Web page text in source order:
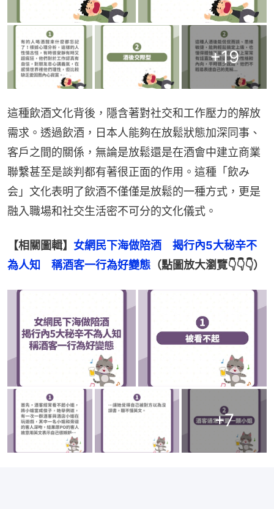
+19
這種飲酒文化背後，隱含著對社交和工作壓力的解放
需求。透過飲酒，日本人能夠在放鬆狀態加深同事、
客戶之間的關係，無論是放鬆還是在酒會中建立商業
聯繫甚至是談判都有著很正面的作用。這種「飲み
会」文化表明了飲酒不僅僅是放鬆的一種方式，更是
融入職場和社交生活密不可分的文化儀式。
【相關圖輯】 女網民下海做陪酒　揭行內5大秘辛不
為人知　稱酒客一行為好變態 （點圖放大瀏覽👇👇👇）
+7